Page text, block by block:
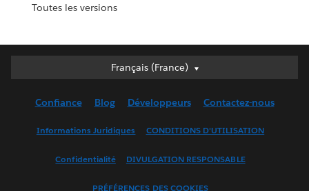
Toutes les versions
Français (France)
Français (France)
English (UK)
Français (Canada)
Confiance Blog Développeurs Contactez-nous
Informations Juridiques CONDITIONS D'UTILISATION
Confidentialité DIVULGATION RESPONSABLE
PRÉFÉRENCES DES COOKIES